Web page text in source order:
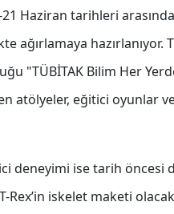
Haziran tarihleri
ağırlamaya hazırlanıyor.
"TÜBİTAK Bilim Her
atölyeler, eğitici oyunlar
deneyimi ise tarih öncesi
Rex’in iskelet maketi